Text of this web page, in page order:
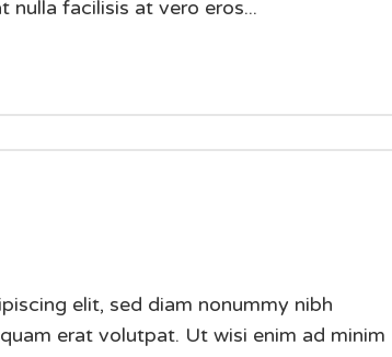
nulla facilisis at vero eros...
elit, sed diam nonummy nibh
erat volutpat. Ut wisi enim ad minim